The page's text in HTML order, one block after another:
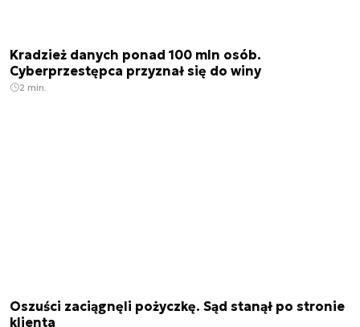
Kradzież danych ponad 100 mln osób.
Cyberprzestępca przyznał się do winy
2 min.
Oszuści zaciągnęli pożyczkę. Sąd stanął po stronie
klienta